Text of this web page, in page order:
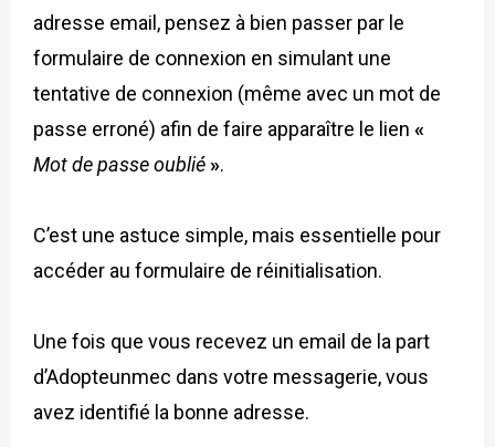
adresse email, pensez à bien passer par le
formulaire de connexion en simulant une
tentative de connexion (même avec un mot de
passe erroné) afin de faire apparaître le lien «
Mot de passe oublié ».
C’est une astuce simple, mais essentielle pour
accéder au formulaire de réinitialisation.
Une fois que vous recevez un email de la part
d’Adopteunmec dans votre messagerie, vous
avez identifié la bonne adresse.